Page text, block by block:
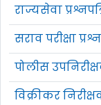
राज्यसेवा
सराव परीक्षा
पोलीस
विक्रीकर